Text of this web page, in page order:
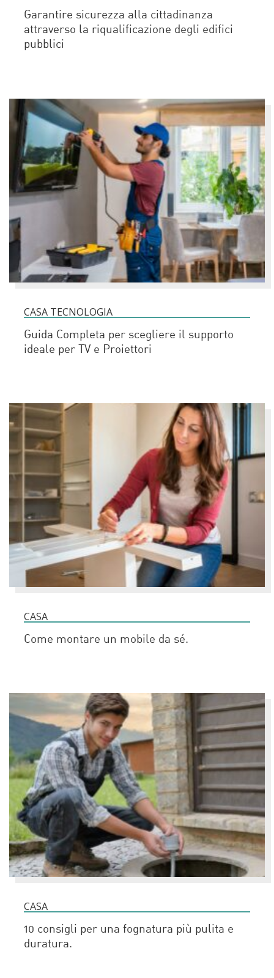
Garantire sicurezza alla cittadinanza
attraverso la riqualificazione degli edifici
pubblici
CASA TECNOLOGIA
Guida Completa per scegliere il supporto
ideale per TV e Proiettori
CASA
Come montare un mobile da sé.
CASA
10 consigli per una fognatura più pulita e
duratura.